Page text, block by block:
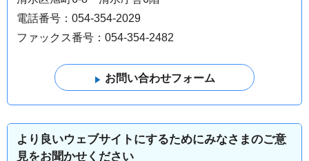
電話番号：054-354-2029
ファックス番号：054-354-2482
より良いウェブサイトにするためにみなさまのご意
見をお聞かせください